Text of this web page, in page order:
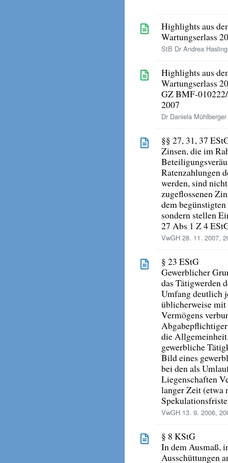
Highlights aus
Wartungserlass
StB Dr Andrea
Highlights aus
Wartungserlass
GZ BMF-
2007
Dr Daniela
§§ 27, 31, 37
Zinsen, die im
Ratenzahlungen
werden, sind
zugeflossenen
dem
sondern stellen
27 Abs 1 Z 4
VwGH 28. 11. 2007,
§ 23 EStG
Gewerblicher
das Tätigwerden
Umfang deutlich
üblicherweise
Vermögens
die
gewerbliche
Bild eines
bei den als
Liegenschaften
langer Zeit (etwa
VwGH 13. 9. 2006,
§ 8 KStG
In dem Ausmaß,
Ausschüttungen